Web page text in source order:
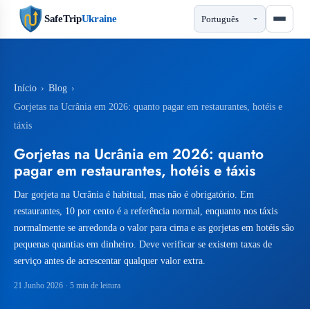
SafeTripUkraine
Início › Blog ›
Gorjetas na Ucrânia em 2026: quanto pagar em restaurantes, hotéis e
táxis
Gorjetas na Ucrânia em 2026: quanto
pagar em restaurantes, hotéis e táxis
Dar gorjeta na Ucrânia é habitual, mas não é obrigatório. Em
restaurantes, 10 por cento é a referência normal, enquanto nos táxis
normalmente se arredonda o valor para cima e as gorjetas em hotéis são
pequenas quantias em dinheiro. Deve verificar se existem taxas de
serviço antes de acrescentar qualquer valor extra.
21 Junho 2026 · 5 min de leitura